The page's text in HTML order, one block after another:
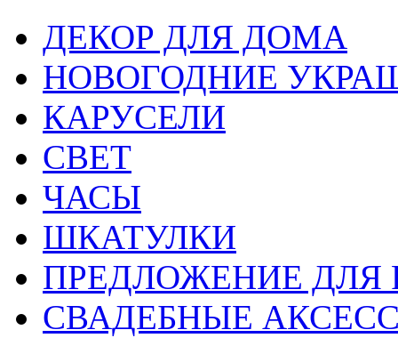
ДЕКОР ДЛЯ ДОМА
НОВОГОДНИЕ
КАРУСЕЛИ
СВЕТ
ЧАСЫ
ШКАТУЛКИ
ПРЕДЛОЖЕНИЕ ДЛЯ
СВАДЕБНЫЕ